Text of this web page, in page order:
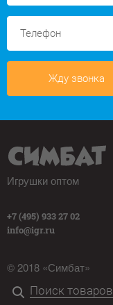
Жду звонка
Игрушки оптом
+7 (495) 933 27 02
info@igr.ru
© 2018 «Симбат»